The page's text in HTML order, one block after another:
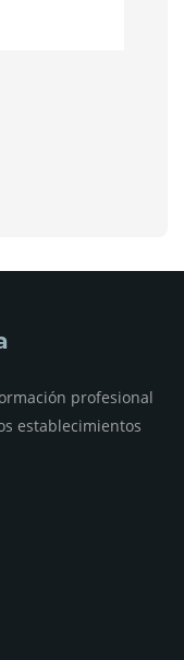
profesional
establecimientos